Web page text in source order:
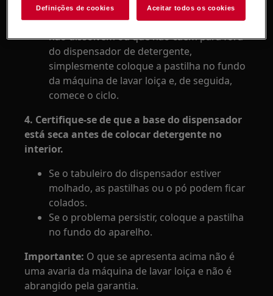
pastilhas não dissolvem completamente.
Se comprou pastilhas que efetivamente
não dissolvem ou que não caem para fora
do dispensador de detergente,
simplesmente coloque a pastilha no fundo
da máquina de lavar loiça e, de seguida,
comece o ciclo.
4. Certifique-se de que a base do dispensador
está seca antes de colocar detergente no
interior.
Se o tabuleiro do dispensador estiver
molhado, as pastilhas ou o pó podem ficar
colados.
Se o problema persistir, coloque a pastilha
no fundo do aparelho.
Importante: O que se apresenta acima não é
uma avaria da máquina de lavar loiça e não é
abrangido pela garantia.
Definições de cookies Aceitar todos os cookies